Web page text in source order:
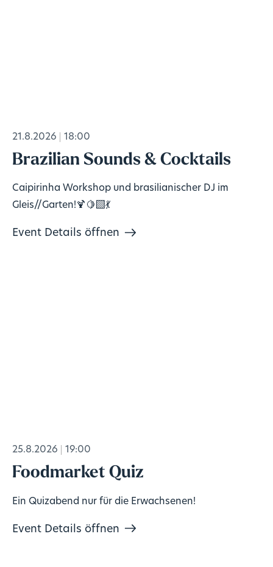
21.8.2026 18:00
Brazilian Sounds & Cocktails
Caipirinha Workshop und brasilianischer DJ im
Gleis//Garten!🍹🍋‍🟩💃
Event Details öffnen
25.8.2026 19:00
Foodmarket Quiz
Ein Quizabend nur für die Erwachsenen!
Event Details öffnen